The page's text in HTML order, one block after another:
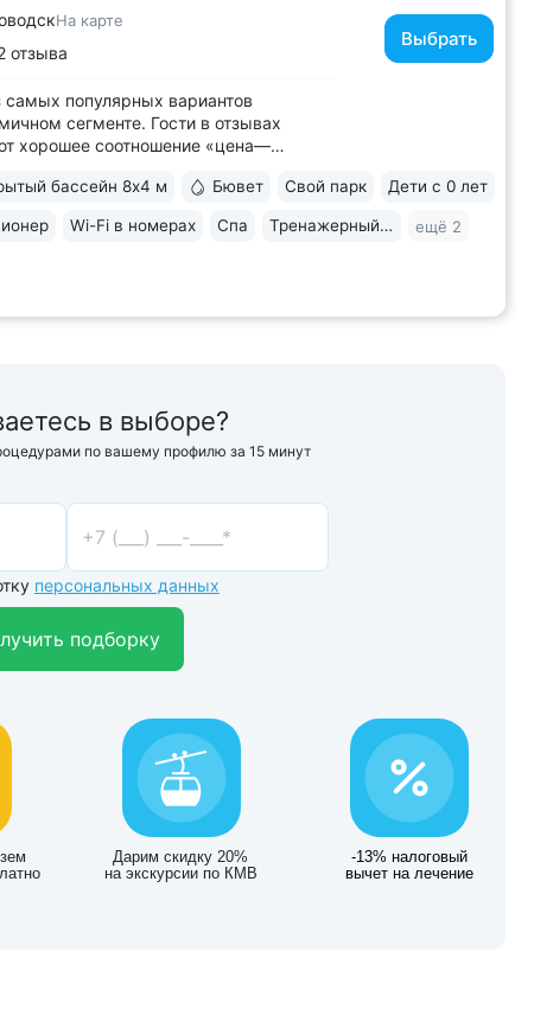
На карте
отзыва
самых популярных вариантов
сегменте. Гости в отзывах
хорошее соотношение «цена—
подножия горы Бештау. Тишина и покой.
беседками, чистым воздухом,
Выбрать
бассейн 8х4 м Бювет Свой парк Дети с 0 лет
Wi-Fi в номерах Спа Тренажерный зал ещё 2
в выборе?
по вашему профилю за 15 минут
персональных данных
подборку
Дарим скидку 20%
на экскурсии по КМВ
-13% налоговый
вычет на лечение